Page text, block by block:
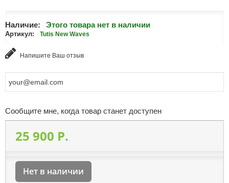
Наличие: Этого товара нет в наличии
Артикул: Tutis New Waves
Напишите Ваш отзыв
Сообщите мне, когда товар станет доступен
25 900 P.
Нет в наличии